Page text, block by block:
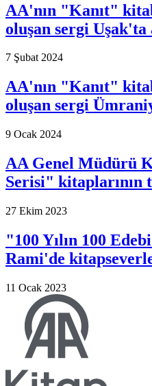
AA'nın "Kanıt"
oluşan sergi Uşak'ta
7 Şubat 2024
AA'nın "Kanıt"
oluşan sergi
9 Ocak 2024
AA Genel Müdürü
Serisi" kitaplarının
27 Ekim 2023
"100 Yılın 100
Rami'de
11 Ocak 2023